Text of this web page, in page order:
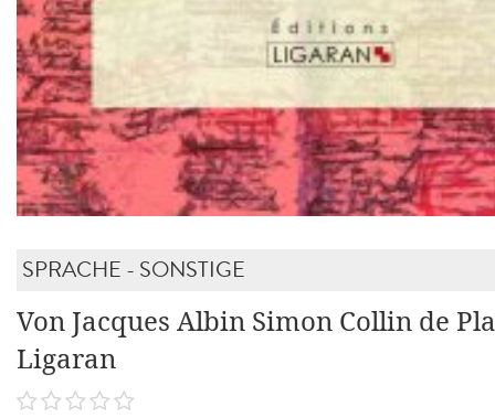
SPRACHE - SONSTIGE
Von Jacques Albin Simon Collin de
Ligaran